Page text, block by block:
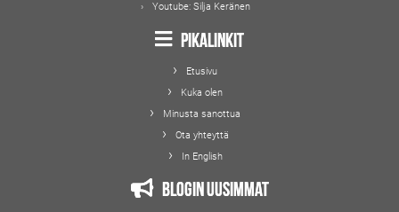
Youtube: Silja Keränen
Pikalinkit
Etusivu
Kuka olen
Minusta sanottua
Ota yhteyttä
In English
Blogin uusimmat